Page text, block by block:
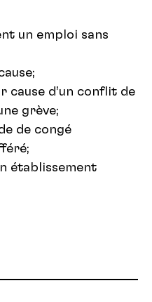
un emploi sans
cause d’un conflit de
grève;
de congé
établissement